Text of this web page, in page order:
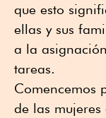
que esto
ellas y sus
a la
tareas.
Comencemos
de las